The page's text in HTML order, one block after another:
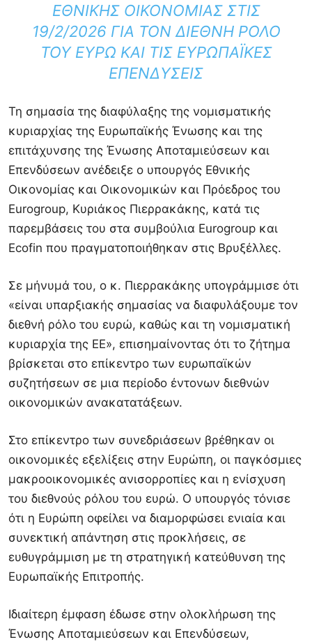
ΕΘΝΙΚΉΣ ΟΙΚΟΝΟΜΊΑΣ ΣΤΙΣ
19/2/2026 ΓΙΑ ΤΟΝ ΔΙΕΘΝΉ ΡΌΛΟ
ΤΟΥ ΕΥΡΏ ΚΑΙ ΤΙΣ ΕΥΡΩΠΑΪΚΈΣ
ΕΠΕΝΔΎΣΕΙΣ
Τη σημασία της διαφύλαξης της νομισματικής
κυριαρχίας της Ευρωπαϊκής Ένωσης και της
επιτάχυνσης της Ένωσης Αποταμιεύσεων και
Επενδύσεων ανέδειξε ο υπουργός Εθνικής
Οικονομίας και Οικονομικών και Πρόεδρος του
Eurogroup, Κυριάκος Πιερρακάκης, κατά τις
παρεμβάσεις του στα συμβούλια Eurogroup και
Ecofin που πραγματοποιήθηκαν στις Βρυξέλλες.
Σε μήνυμά του, ο κ. Πιερρακάκης υπογράμμισε ότι
«είναι υπαρξιακής σημασίας να διαφυλάξουμε τον
διεθνή ρόλο του ευρώ, καθώς και τη νομισματική
κυριαρχία της ΕΕ», επισημαίνοντας ότι το ζήτημα
βρίσκεται στο επίκεντρο των ευρωπαϊκών
συζητήσεων σε μια περίοδο έντονων διεθνών
οικονομικών ανακατατάξεων.
Στο επίκεντρο των συνεδριάσεων βρέθηκαν οι
οικονομικές εξελίξεις στην Ευρώπη, οι παγκόσμιες
μακροοικονομικές ανισορροπίες και η ενίσχυση
του διεθνούς ρόλου του ευρώ. Ο υπουργός τόνισε
ότι η Ευρώπη οφείλει να διαμορφώσει ενιαία και
συνεκτική απάντηση στις προκλήσεις, σε
ευθυγράμμιση με τη στρατηγική κατεύθυνση της
Ευρωπαϊκής Επιτροπής.
Ιδιαίτερη έμφαση έδωσε στην ολοκλήρωση της
Ένωσης Αποταμιεύσεων και Επενδύσεων,